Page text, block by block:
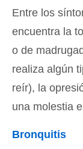
Entre los
encuentra la
o de
realiza algún
reír), la
una molestia
Bronquitis